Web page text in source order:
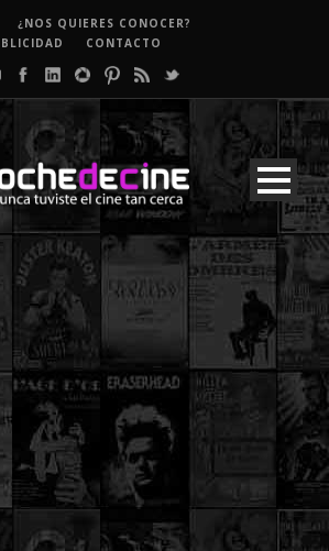
¿NOS QUIERES CONOCER?
CONTACTO